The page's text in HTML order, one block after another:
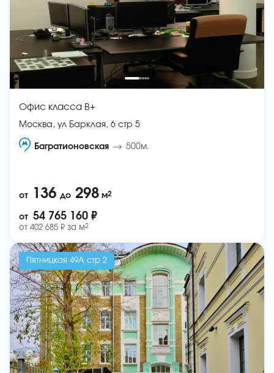
Офис класса B+
Москва, ул Барклая, 6 стр 5
Багратионовская 500м.
от 136 до 298 м2
от 54 765 160 ₽
от 402 685 ₽ за м2
Пятницкая 49А стр 2